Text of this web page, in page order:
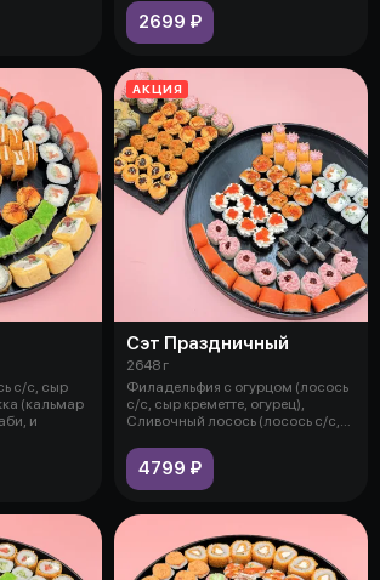
2699 ₽
с/с, сыр
и
АКЦИЯ
Сэт Праздничный
2648 г
Филадельфия с огурцом (лосось
с/с, сыр креметте, огурец),
Сливочный лосось (лосось с/с,
4799 ₽